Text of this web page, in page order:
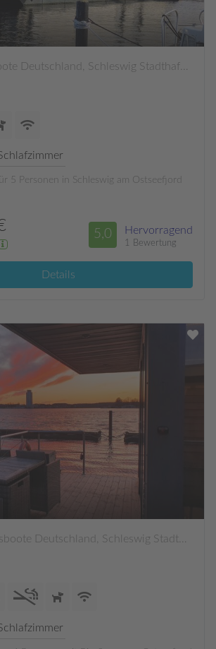
Schleswig Stadthafen - Ostseefjord Schlei
5 Personen in Schleswig am Ostseefjord
Hervorragend
5,0
1 Bewertung
Details
Schleswig Stadthafen - Ostseefjord Schlei